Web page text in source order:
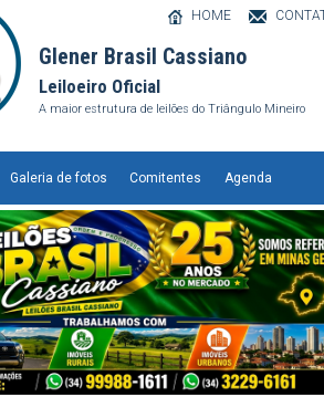
Glener Brasil Cassiano
Leiloeiro Oficial
A maior estrutura de leilões do Triângulo Mineiro
HOME
Galeria de fotos Comitentes Agenda